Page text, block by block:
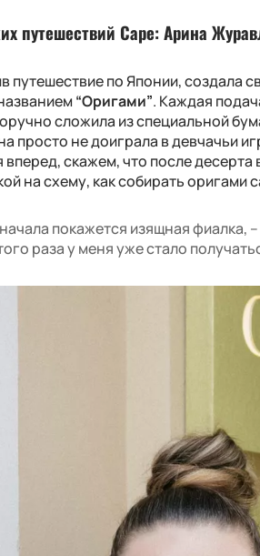
путешествий Cape: Арина
путешествие по Японии, создала
“Оригами”. Каждая
сложила из специальной
просто не доиграла в девчачьи
вперед, скажем, что после
на схему, как собирать оригами
покажется изящная фиалка,
раза у меня уже стало